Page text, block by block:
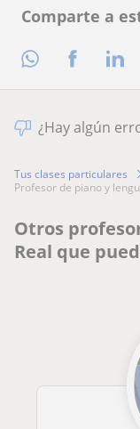
Comparte a
¿Hay algún
Tus clases particulares
profesor de piano y
Otros
Real que